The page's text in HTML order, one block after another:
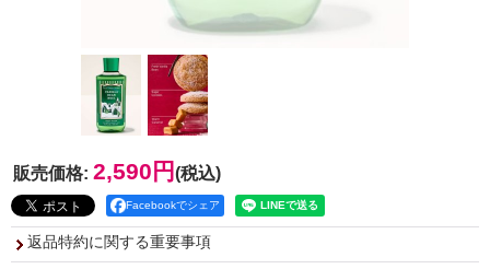
販売価格: 2,590円 (税込)
Facebookでシェア
返品特約に関する重要事項